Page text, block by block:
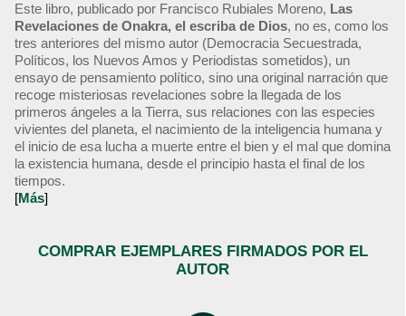
Este libro, publicado por Francisco Rubiales Moreno, Las
Revelaciones de Onakra, el escriba de Dios, no es, como los
tres anteriores del mismo autor (Democracia Secuestrada,
Políticos, los Nuevos Amos y Periodistas sometidos), un
ensayo de pensamiento político, sino una original narración que
recoge misteriosas revelaciones sobre la llegada de los
primeros ángeles a la Tierra, sus relaciones con las especies
vivientes del planeta, el nacimiento de la inteligencia humana y
el inicio de esa lucha a muerte entre el bien y el mal que domina
la existencia humana, desde el principio hasta el final de los
tiempos.
[Más]
COMPRAR EJEMPLARES FIRMADOS POR EL
AUTOR